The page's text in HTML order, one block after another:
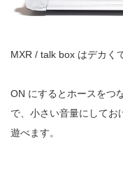
MXR / talk box はデカく
ON にするとホースをつ
で、小さい音量にしてお
遊べます。